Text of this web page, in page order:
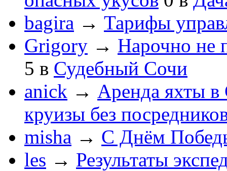
bagira → Тарифы
Grigory → Нарочно не
5 в Судебный Сочи
anick → Аренда яхты в
круизы без
misha → С Днём
les → Результаты